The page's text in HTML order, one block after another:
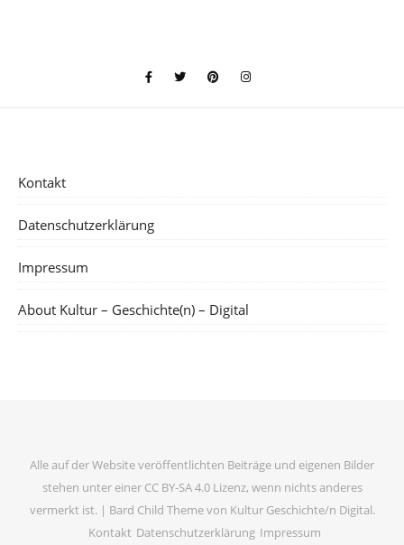
Kontakt
Datenschutzerklärung
Impressum
About Kultur – Geschichte(n) – Digital
Alle auf der Website veröffentlichten Beiträge und eigenen Bilder
stehen unter einer CC BY-SA 4.0 Lizenz, wenn nichts anderes
vermerkt ist. | Bard Child Theme von Kultur Geschichte/n Digital.
Kontakt Datenschutzerklärung Impressum